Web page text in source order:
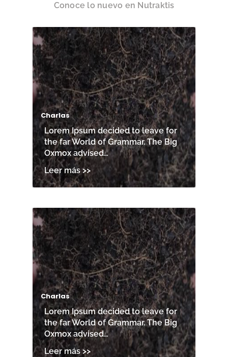
Conoce lo nuevo en Nutraktis
Charlas
Lorem Ipsum decided to leave for
the far World of Grammar. The Big
Oxmox advised…
Charlas
Lorem Ipsum decided to leave for
the far World of Grammar. The Big
Oxmox advised…